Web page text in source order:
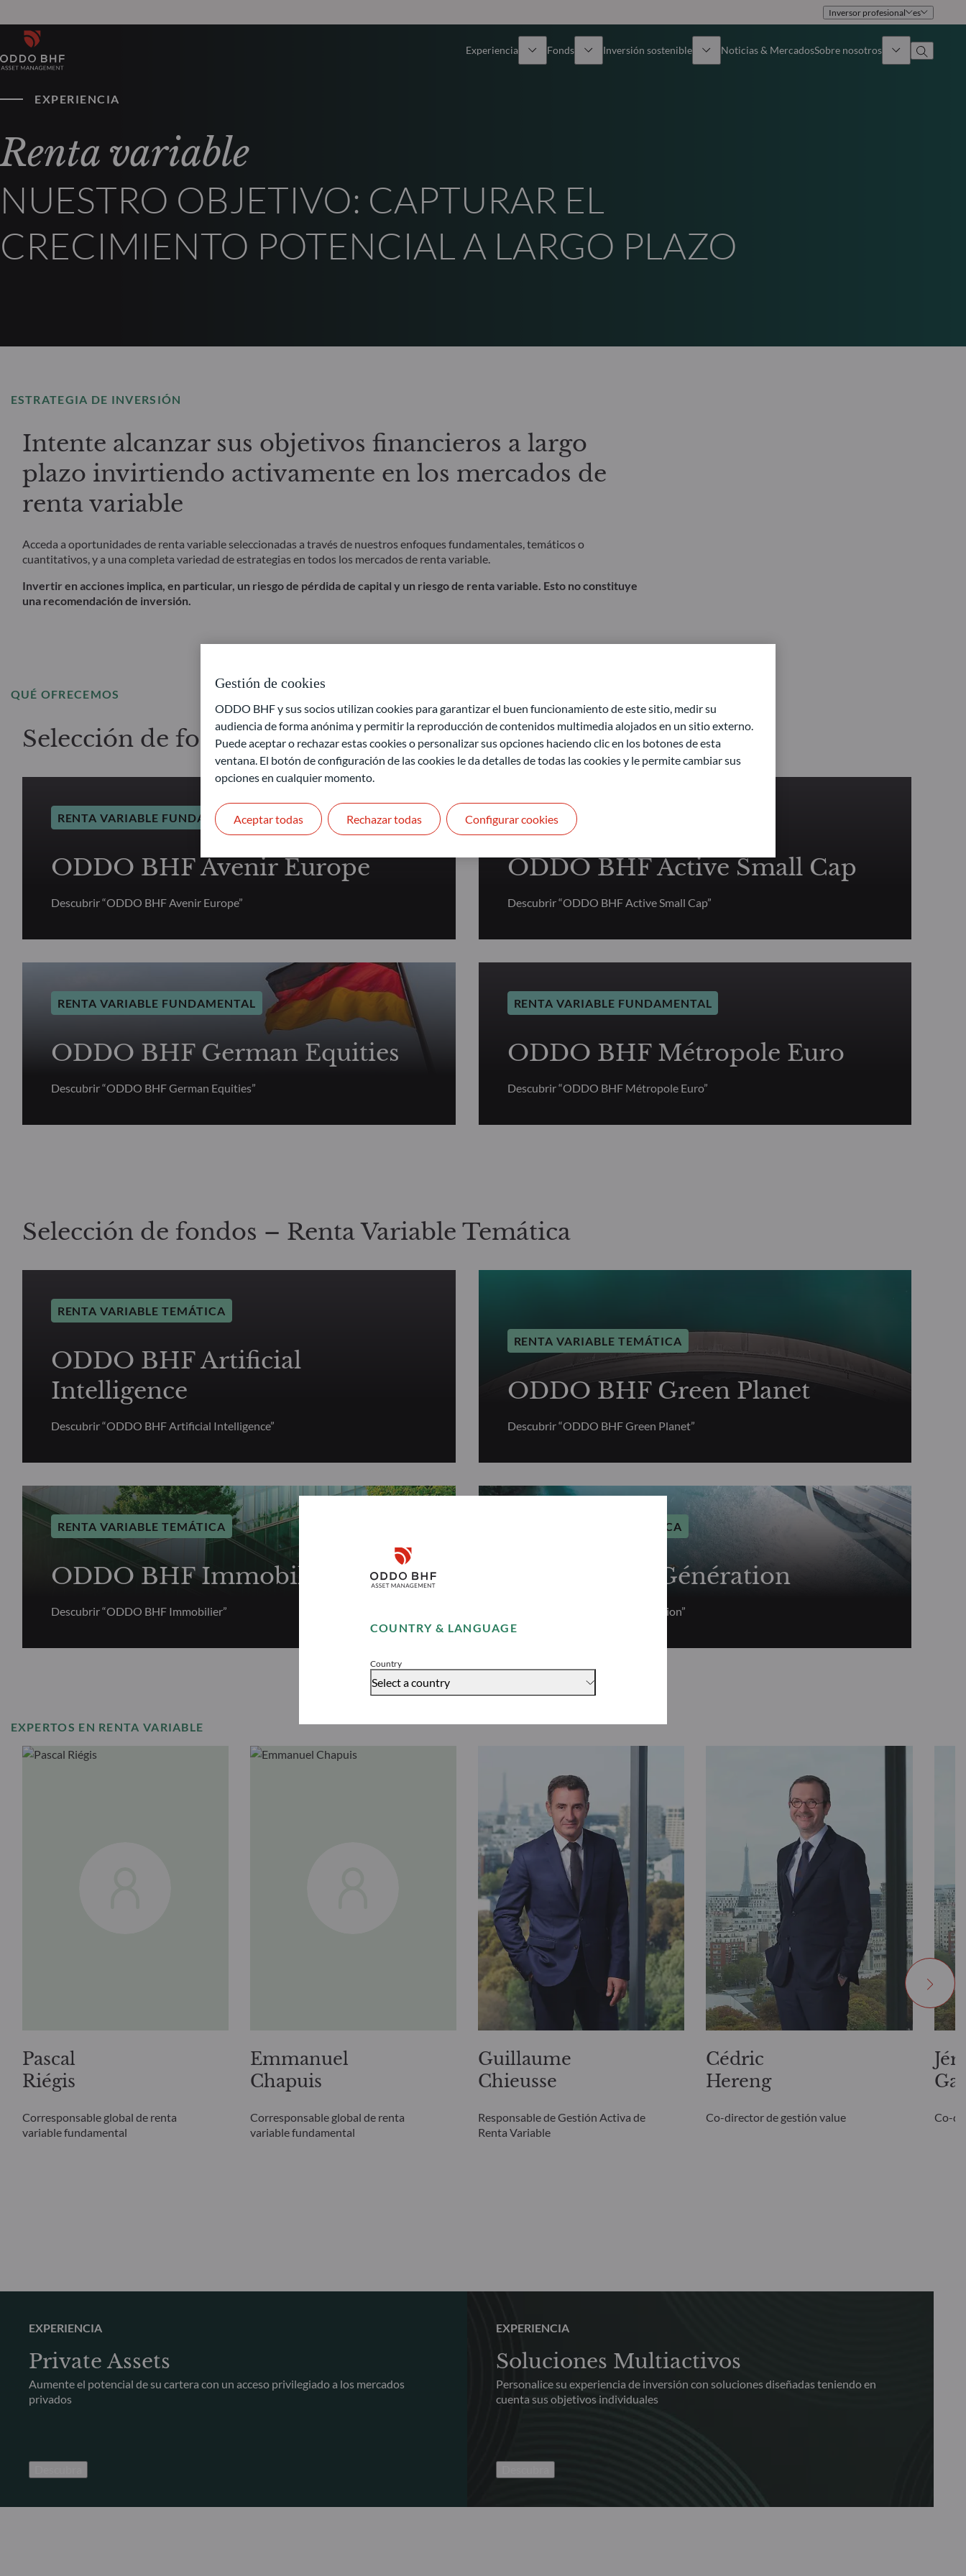
COUNTRY & LANGUAGE
Country
Select a country
Disclaimer
Accept
Inversor profesional es
Experiencia Fonds Inversión sostenible Noticias & MercadosSobre nosotros
EXPERIENCIA
Renta variable
NUESTRO OBJETIVO: CAPTURAR EL
CRECIMIENTO POTENCIAL A LARGO PLAZO
ESTRATEGIA DE INVERSIÓN
Intente alcanzar sus objetivos financieros a largo
plazo invirtiendo activamente en los mercados de
renta variable
Acceda a oportunidades de renta variable seleccionadas a través de nuestros enfoques fundamentales, temáticos o
cuantitativos, y a una completa variedad de estrategias en todos los mercados de renta variable.
Invertir en acciones implica, en particular, un riesgo de pérdida de capital y un riesgo de renta variable. Esto no constituye
una recomendación de inversión.
QUÉ OFRECEMOS
Selección de fondos – Renta Variable Fundamental
RENTA VARIABLE FUNDAMENTAL
ODDO BHF Avenir Europe
Descubrir “ODDO BHF Avenir Europe”
RENTA VARIABLE FUNDAMENTAL
ODDO BHF Active Small Cap
Descubrir “ODDO BHF Active Small Cap”
RENTA VARIABLE FUNDAMENTAL
ODDO BHF German Equities
Descubrir “ODDO BHF German Equities”
RENTA VARIABLE FUNDAMENTAL
ODDO BHF Métropole Euro
Descubrir “ODDO BHF Métropole Euro”
Selección de fondos – Renta Variable Temática
RENTA VARIABLE TEMÁTICA
ODDO BHF Artificial
Intelligence
Descubrir “ODDO BHF Artificial Intelligence”
RENTA VARIABLE TEMÁTICA
ODDO BHF Green Planet
Descubrir “ODDO BHF Green Planet”
RENTA VARIABLE TEMÁTICA
ODDO BHF Immobilier
Descubrir “ODDO BHF Immobilier”
RENTA VARIABLE TEMÁTICA
ODDO BHF Génération
Descubrir “ODDO BHF Génération”
EXPERTOS EN RENTA VARIABLE
Pascal
Riégis
Corresponsable global de renta
variable fundamental
Emmanuel
Chapuis
Corresponsable global de renta
variable fundamental
Guillaume
Chieusse
Responsable de Gestión Activa de
Renta Variable
Cédric
Hereng
Co-director de gestión value Co-
EXPERIENCIA
Private Assets
Aumente el potencial de su cartera con un acceso privilegiado a los mercados
privados
EXPERIENCIA
Soluciones Multiactivos
Personalice su experiencia de inversión con soluciones diseñadas teniendo en
cuenta sus objetivos individuales
Gestión de cookies
ODDO BHF y sus socios utilizan cookies para garantizar el buen funcionamiento de este sitio, medir su
audiencia de forma anónima y permitir la reproducción de contenidos multimedia alojados en un sitio externo.
Puede aceptar o rechazar estas cookies o personalizar sus opciones haciendo clic en los botones de esta
ventana. El botón de configuración de las cookies le da detalles de todas las cookies y le permite cambiar sus
opciones en cualquier momento.
Rechazar todas
Aceptar todas Configurar cookies